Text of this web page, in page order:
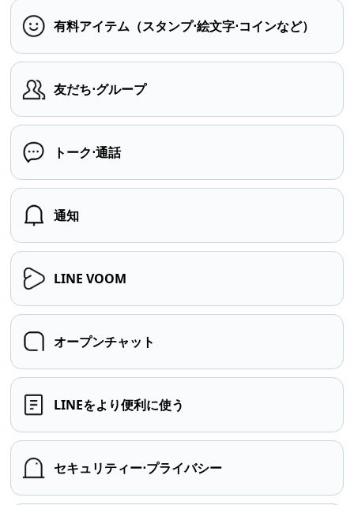
有料アイテム（スタンプ⋅絵文字⋅コインなど）
友だち⋅グループ
トーク⋅通話
通知
LINE VOOM
オープンチャット
LINEをより便利に使う
セキュリティー⋅プライバシー